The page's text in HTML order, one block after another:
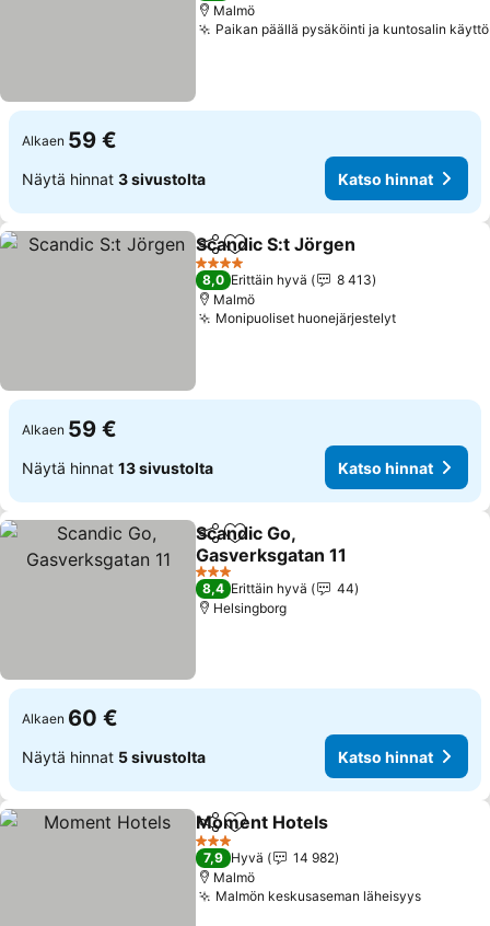
Malmö
Paikan päällä pysäköinti ja kuntosalin käyttö
Alkaen 59 €
Näytä hinnat 3 sivustolta Katso hinnat
Jaa Lisää suosikkeihin
Scandic S:t Jörgen
4 Tähtiluokitus
8,0 Erittäin hyvä
8 413
Malmö
Monipuoliset huonejärjestelytKatso
Alkaen 59 €
Näytä hinnat 13 sivustolta Katso hinnat
Jaa Lisää suosikkeihin
Scandic Go,
Gasverksgatan 11
Katso hinnat
3 Tähtiluokitus
8,4 Erittäin hyvä
44
Helsingborg
Alkaen 60 €
Näytä hinnat 5 sivustolta Katso hinnat
Jaa Lisää suosikkeihin
Moment Hotels
3 Tähtiluokitus
7,9 Hyvä
14 982
Malmö
Malmön keskusaseman läheisyysKatso